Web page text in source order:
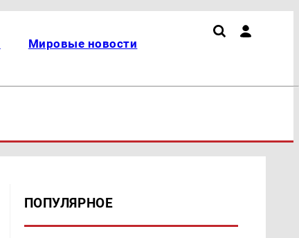
Мировые новости
ПОПУЛЯРНОЕ